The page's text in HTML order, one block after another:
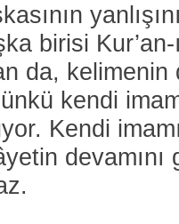
birisi
da,
kendi
Kendi
devamını